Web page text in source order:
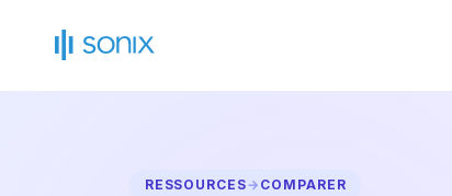
content
RESSOURCES→ COMPARER